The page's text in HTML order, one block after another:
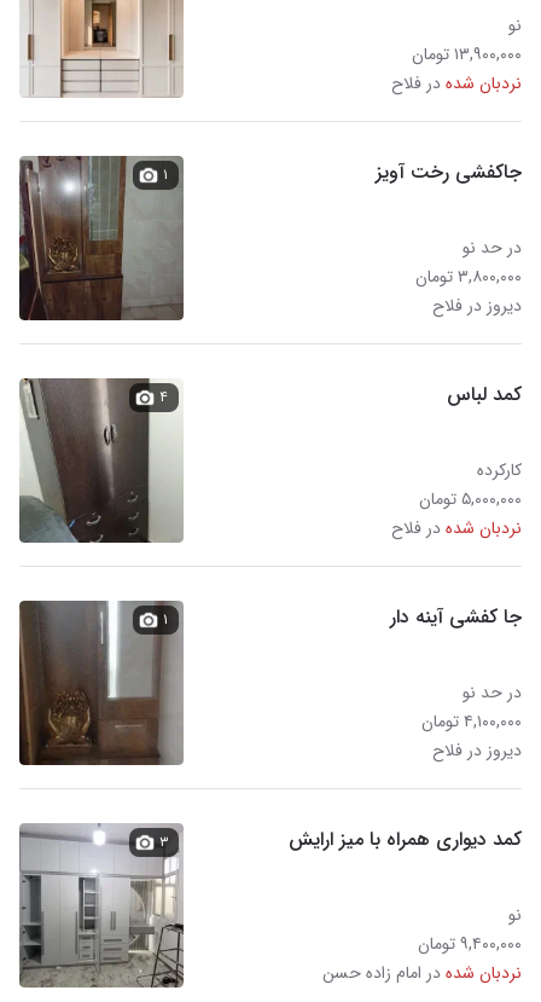
نو
۱۳,۹۰۰,۰۰۰ تومان
نردبان شدهدر فلاح
جاکفشی رخت آویز
در حد نو
۳,۸۰۰,۰۰۰ تومان
دیروز در فلاح
۱
کمد لباس
کارکرده
۵,۰۰۰,۰۰۰ تومان
نردبان شدهدر فلاح
۴
جا کفشی آینه دار
در حد نو
۴,۱۰۰,۰۰۰ تومان
دیروز در فلاح
۱
کمد دیواری همراه با میز ارایش
نو
۹,۴۰۰,۰۰۰ تومان
نردبان شدهدر امام زاده حسن
۳